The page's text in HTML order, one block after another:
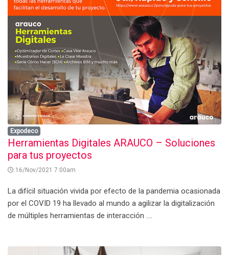
Expodeco
Herramientas Digitales ARAUCO – Soluciones
para tus proyectos
:16/Nov/2021 7:00am
La difícil situación vivida por efecto de la pandemia ocasionada
por el COVID 19 ha llevado al mundo a agilizar la digitalización
de múltiples herramientas de interacción ....